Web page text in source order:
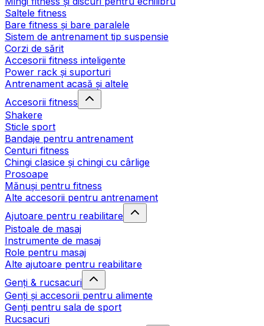
Saltele fitness
Bare fitness și bare paralele
Sistem de antrenament tip suspensie
Corzi de sărit
Accesorii fitness inteligente
Power rack și suporturi
Antrenament acasă și altele
Accesorii fitness
Shakere
Sticle sport
Bandaje pentru antrenament
Centuri fitness
Chingi clasice și chingi cu cârlige
Prosoape
Mănuși pentru fitness
Alte accesorii pentru antrenament
Ajutoare pentru reabilitare
Pistoale de masaj
Instrumente de masaj
Role pentru masaj
Alte ajutoare pentru reabilitare
Genți & rucsacuri
Genți și accesorii pentru alimente
Genți pentru sala de sport
Rucsacuri